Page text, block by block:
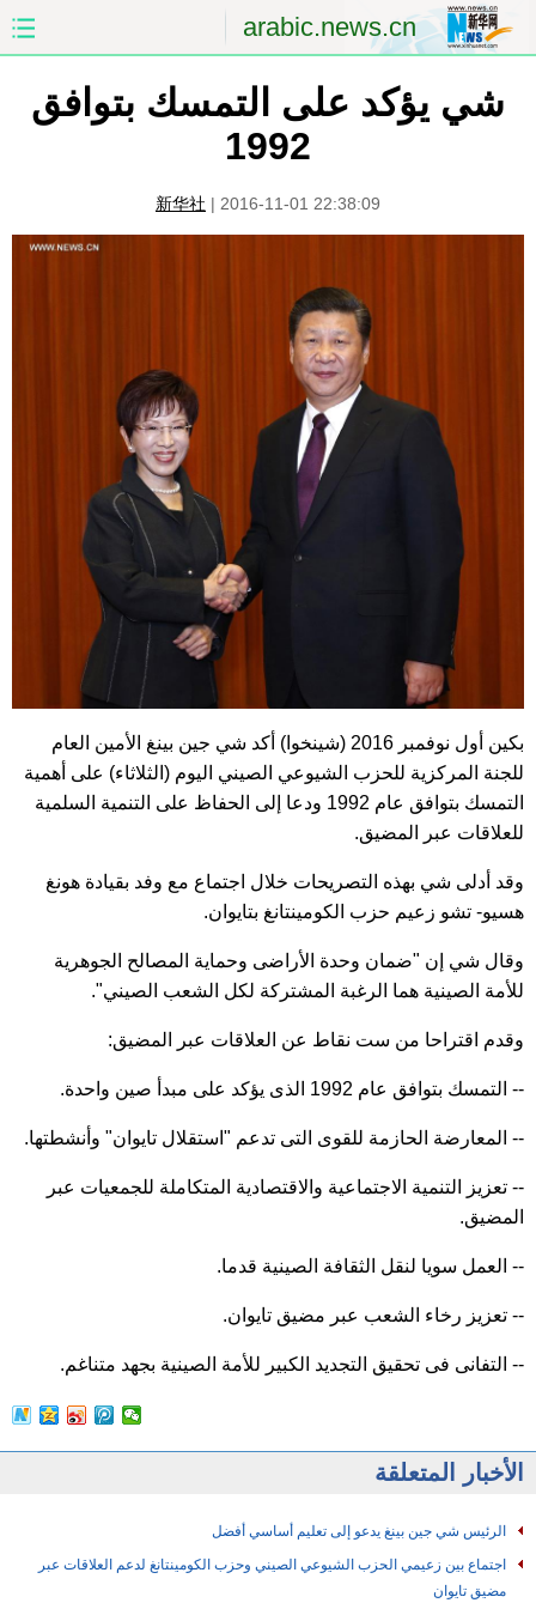
arabic.news.cn
الصين الصفحة الأولى
الاقتصاد
السياحة والبيئة
مؤتمر صحفى للخارجية الصور
شي يؤكد على التمسك بتوافق
1992
新华社 | 2016-11-01 22:38:09
بكين أول نوفمبر 2016 (شينخوا) أكد شي جين بينغ الأمين العام
للجنة المركزية للحزب الشيوعي الصيني اليوم (الثلاثاء) على أهمية
التمسك بتوافق عام 1992 ودعا إلى الحفاظ على التنمية السلمية
للعلاقات عبر المضيق.
وقد أدلى شي بهذه التصريحات خلال اجتماع مع وفد بقيادة هونغ
هسيو- تشو زعيم حزب الكومينتانغ بتايوان.
وقال شي إن "ضمان وحدة الأراضى وحماية المصالح الجوهرية
للأمة الصينية هما الرغبة المشتركة لكل الشعب الصيني".
وقدم اقتراحا من ست نقاط عن العلاقات عبر المضيق:
-- التمسك بتوافق عام 1992 الذى يؤكد على مبدأ صين واحدة.
-- المعارضة الحازمة للقوى التى تدعم "استقلال تايوان" وأنشطتها.
-- تعزيز التنمية الاجتماعية والاقتصادية المتكاملة للجمعيات عبر
المضيق.
-- العمل سويا لنقل الثقافة الصينية قدما.
-- تعزيز رخاء الشعب عبر مضيق تايوان.
-- التفانى فى تحقيق التجديد الكبير للأمة الصينية بجهد متناغم.
الأخبار المتعلقة
الرئيس شي جين بينغ يدعو إلى تعليم أساسي أفضل
اجتماع بين زعيمي الحزب الشيوعي الصيني وحزب الكومينتانغ لدعم العلاقات عبر
مضيق تايوان